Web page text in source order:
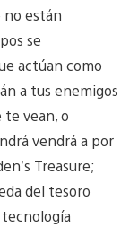
no están
se
actúan como
a tus enemigos
te vean, o
vendrá a por
Treasure;
del tesoro